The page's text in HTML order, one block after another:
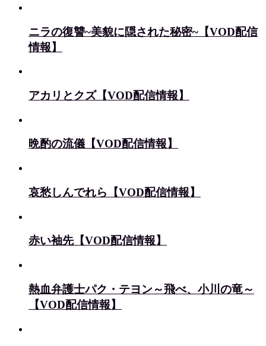
ニラの復讐~美貌に隠された秘密~【VOD配信
情報】
アカリとクズ【VOD配信情報】
晩酌の流儀【VOD配信情報】
哀愁しんでれら【VOD配信情報】
赤い袖先【VOD配信情報】
熱血弁護士パク・テヨン～飛べ、小川の竜～
【VOD配信情報】